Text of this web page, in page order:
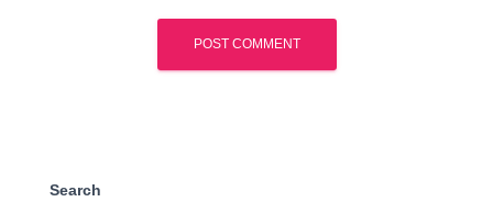
Search